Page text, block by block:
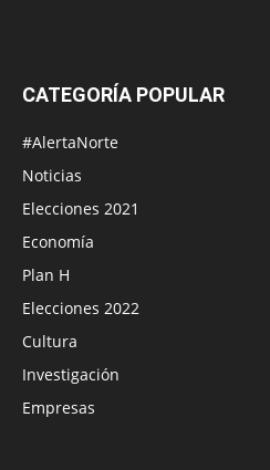
CATEGORÍA POPULAR
#AlertaNorte
Noticias
Elecciones 2021
Economía
Plan H
Elecciones 2022
Cultura
Investigación
Empresas